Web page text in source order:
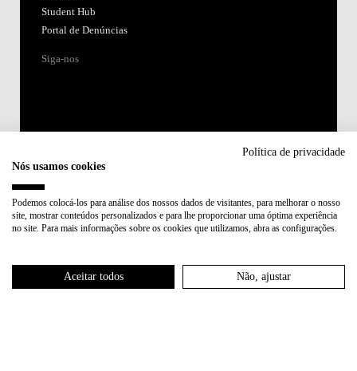
Student Hub
Portal de Denúncias
Siga-nos
Membro de:
Política de privacidade
Nós usamos cookies
Podemos colocá-los para análise dos nossos dados de visitantes, para melhorar o nosso
site, mostrar conteúdos personalizados e para lhe proporcionar uma óptima experiência
no site. Para mais informações sobre os cookies que utilizamos, abra as configurações.
Aceitar todos Não, ajustar